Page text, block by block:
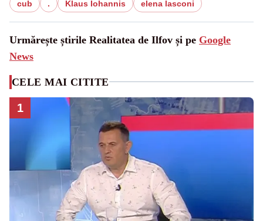
cub . Klaus Iohannis elena lasconi
Urmărește știrile Realitatea de Ilfov și pe Google
News
CELE MAI CITITE
1